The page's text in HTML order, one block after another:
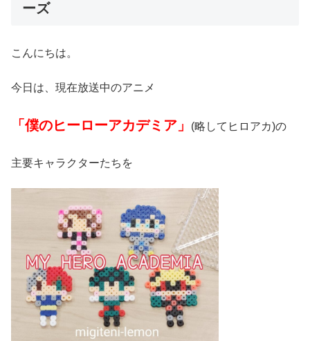
ーズ
こんにちは。
今日は、現在放送中のアニメ
「僕のヒーローアカデミア」 (略してヒロアカ)の
主要キャラクターたちを